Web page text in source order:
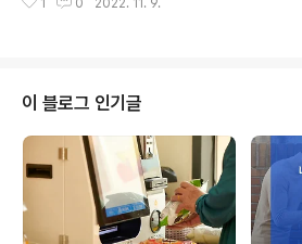
노인학대 사례는 2019년 5243건, 2020년 6259
노인학대와 신고방법 등을 알아보도록 하겠습니다. 「
복지법」에 따르면 ‘노인’이란 일반적으로 65세 이상
사람을 말하며, 누구든지 65세 이상의 사람에 대한
대행위를 금지하고 있습니다. 「헌법」에서는 모든 국
간다운 생활을 할 권리를 가지며, 국가는 노인의 복지
을 위한 정책을..
1 0 2022. 11. 9.
이 블로그 인기글